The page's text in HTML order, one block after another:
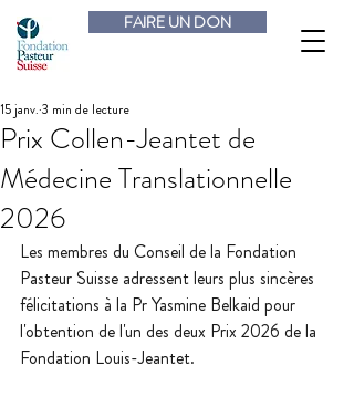
FAIRE UN DON
Prix Collen-Jeantet de
Médecine Translationnelle
2026
15 janv. 3 min de lecture
Les membres du Conseil de la Fondation
Pasteur Suisse adressent leurs plus sincères
félicitations à la Pr Yasmine Belkaid pour
l'obtention de l'un des deux Prix 2026 de la
Fondation Louis-Jeantet.